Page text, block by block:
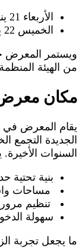
الأربعاء 21 يناير 2026 (الافتتاح الرسمي)
الخميس 22 يناير 2026 (بدء استقبال الجمهور)
من الهيئة
مكان معرض
يقام المعرض في
الجديدة التجمع
السنوات الأخيرة.
بنية تحتية
مساحات
تنظيم
سهولة
ما يجعل تجربة